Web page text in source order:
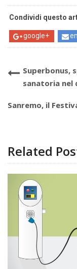
Condividi questo
google+
Superbonus,
sanatoria nel
Sanremo, il
Related